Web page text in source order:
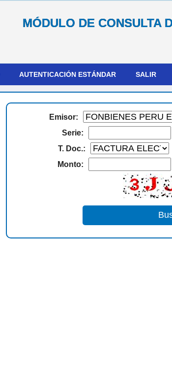
MÓDULO DE CONSULTA
AUTENTICACIÓN ESTÁNDAR SALIR
Emisor:
Serie:
T. Doc.:
Monto: